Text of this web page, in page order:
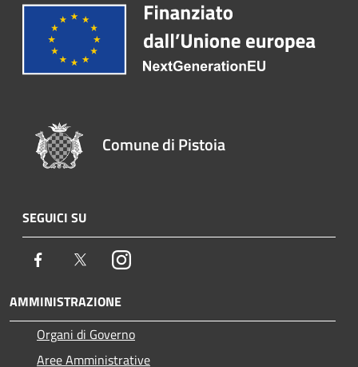
Comune di Pistoia
SEGUICI SU
Facebook TwitterInstagram
AMMINISTRAZIONE
Organi di Governo
Aree Amministrative